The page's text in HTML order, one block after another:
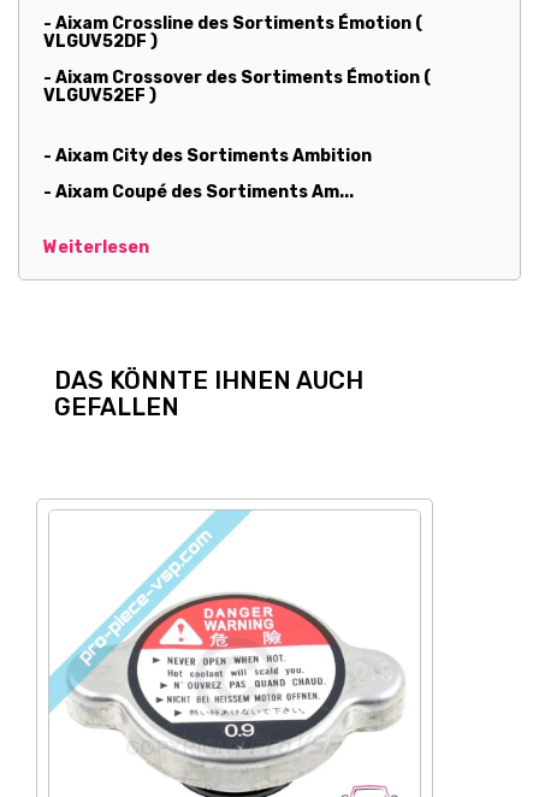
- Aixam Crossline des Sortiments Émotion (
VLGUV52DF )
- Aixam Crossover des Sortiments Émotion (
VLGUV52EF )
- Aixam City des Sortiments Ambition
- Aixam Coupé des Sortiments Am...
Weiterlesen
DAS KÖNNTE IHNEN AUCH
GEFALLEN